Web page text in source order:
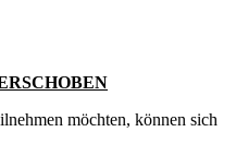
möchten, können sich